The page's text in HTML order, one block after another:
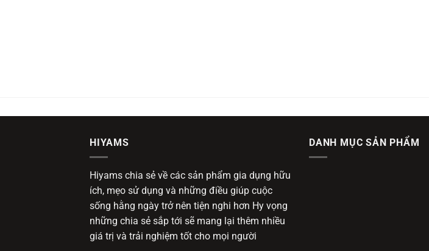
HIYAMS
Hiyams chia sẻ về các sản phẩm gia dụng hữu
ích, mẹo sử dụng và những điều giúp cuộc
sống hằng ngày trở nên tiện nghi hơn Hy vọng
những chia sẻ sắp tới sẽ mang lại thêm nhiều
giá trị và trải nghiệm tốt cho mọi người
DANH MỤC SẢN PHẨM